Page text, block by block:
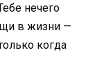
нечего
в жизни —
когда